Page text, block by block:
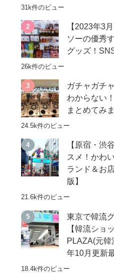
31k件のビュー
【2023年3
ソーの優秀
グッズ！
26k件のビュー
ガチャガチ
わからない
まとめてみ
24.5k件のビュー
【原宿・渋
スメ！かわ
ランド＆お
版】
21.6k件のビュー
東京で韓流
【韓流ショ
PLAZA(元韓
年10月更新
18.4k件のビュー